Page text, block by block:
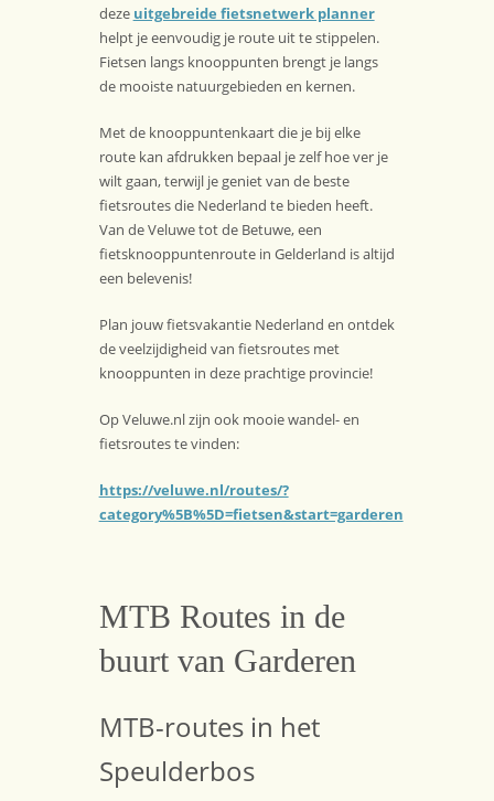
deze uitgebreide fietsnetwerk planner
helpt je eenvoudig je route uit te stippelen.
Fietsen langs knooppunten brengt je langs
de mooiste natuurgebieden en kernen.
Met de knooppuntenkaart die je bij elke
route kan afdrukken bepaal je zelf hoe ver je
wilt gaan, terwijl je geniet van de beste
fietsroutes die Nederland te bieden heeft.
Van de Veluwe tot de Betuwe, een
fietsknooppuntenroute in Gelderland is altijd
een belevenis!
Plan jouw fietsvakantie Nederland en ontdek
de veelzijdigheid van fietsroutes met
knooppunten in deze prachtige provincie!
Op Veluwe.nl zijn ook mooie wandel- en
fietsroutes te vinden:
https://veluwe.nl/routes/?
category%5B%5D=fietsen&start=garderen
MTB Routes in de
buurt van Garderen
MTB-routes in het
Speulderbos